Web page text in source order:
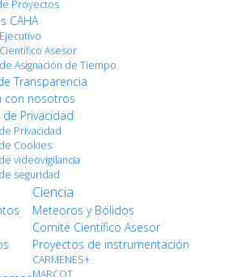
Proyectos
CAHA
Asesor
Asignación de Tiempo
Transparencia
con nosotros
de Privacidad
Privacidad
Cookies
videovigilancia
seguridad
Ciencia
Meteoros y Bólidos
Comité Científico Asesor
Proyectos de instrumentación
CARMENES+
MARCOT